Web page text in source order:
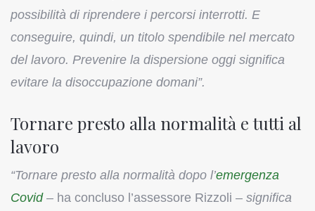
possibilità di riprendere i percorsi interrotti. E
conseguire, quindi, un titolo spendibile nel mercato
del lavoro. Prevenire la dispersione oggi significa
evitare la disoccupazione domani”.
Tornare presto alla normalità e tutti al
lavoro
“Tornare presto alla normalità dopo l’emergenza
Covid– ha concluso l’assessore Rizzoli – significa